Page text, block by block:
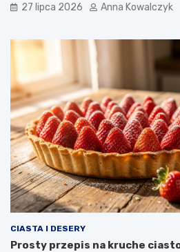
27 lipca 2026 Anna Kowalczyk
CIASTA I DESERY
Prosty przepis na kruche